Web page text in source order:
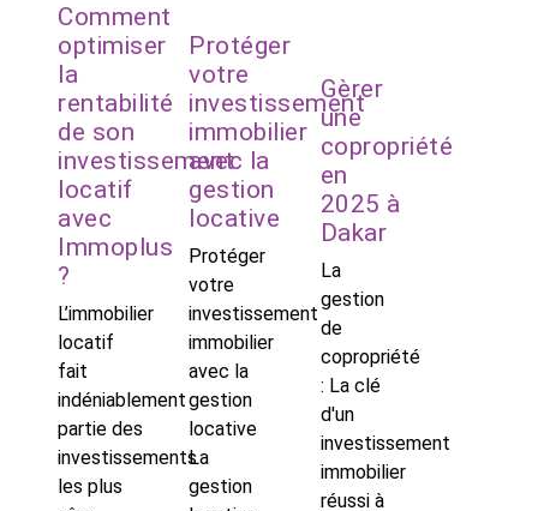
Comment
optimiser
la
rentabilité
de son
investissement
locatif
avec
Immoplus
?
L’immobilier
locatif
fait
indéniablement
partie des
investissements
les plus
Protéger
votre
investissement
immobilier
avec la
gestion
locative
Protéger
votre
investissement
immobilier
avec la
gestion
locative
La
gestion
Gèrer
une
copropriété
en
2025 à
Dakar
La
gestion
de
copropriété
: La clé
d'un
investissement
immobilier
réussi à